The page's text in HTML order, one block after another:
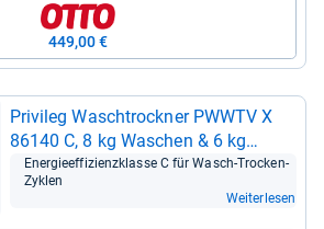
449,00 €
Pri­vi­leg Wasch­trock­ner PWWTV X
86140 C, 8 kg Waschen & 6 kg
Trock­nen
Ener­gie­ef­fi­zi­enz­klasse C für Wasch-​Tro­cken-​
Zyklen
Weiterlesen